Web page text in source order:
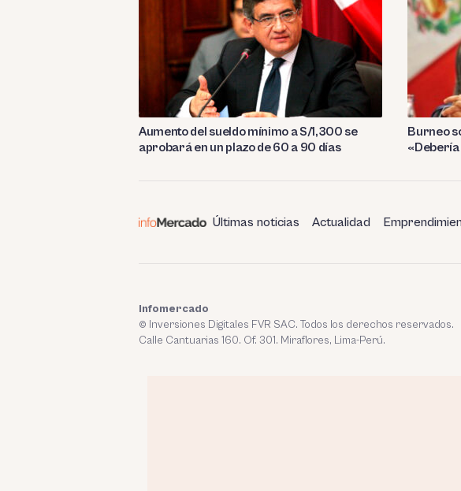
Aumento del sueldo mínimo a S/1,300 se
aprobará en un plazo de 60 a 90 días
Burneo
Últimas noticias Actualidad
Infomercado
© Inversiones Digitales FVR SAC. Todos los derechos reservados.
Calle Cantuarias 160. Of. 301. Miraflores, Lima-Perú.